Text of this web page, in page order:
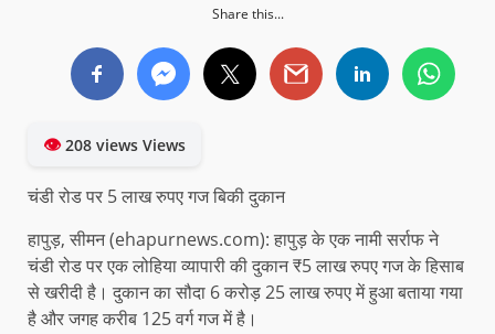
Share this...
👁208 views Views
चंडी रोड पर 5 लाख रुपए गज बिकी दुकान
हापुड़, सीमन (ehapurnews.com): हापुड़ के एक नामी सर्राफ ने
चंडी रोड पर एक लोहिया व्यापारी की दुकान ₹5 लाख रुपए गज के हिसाब
से खरीदी है। दुकान का सौदा 6 करोड़ 25 लाख रुपए में हुआ बताया गया
है और जगह करीब 125 वर्ग गज में है।